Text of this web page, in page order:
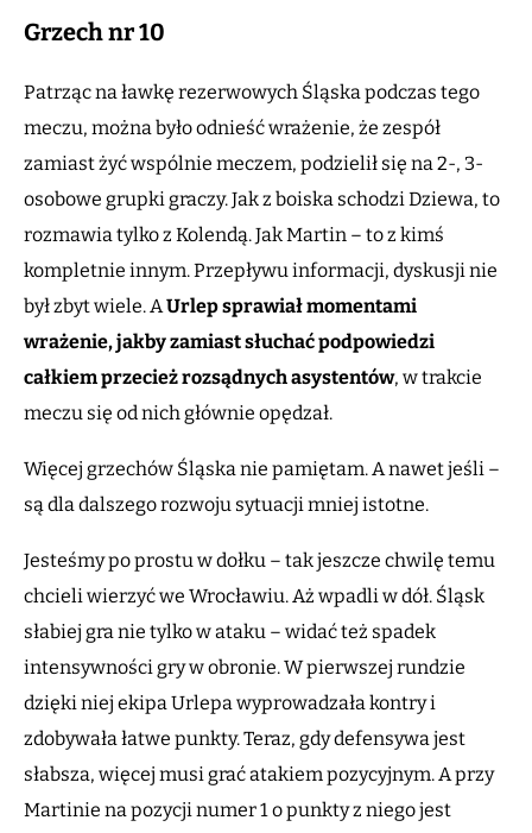
Grzech nr 10
Patrząc na ławkę rezerwowych Śląska podczas tego
meczu, można było odnieść wrażenie, że zespół
zamiast żyć wspólnie meczem, podzielił się na 2-, 3-
osobowe grupki graczy. Jak z boiska schodzi Dziewa, to
rozmawia tylko z Kolendą. Jak Martin – to z kimś
kompletnie innym. Przepływu informacji, dyskusji nie
był zbyt wiele. AUrlep sprawiał momentami
wrażenie, jakby zamiast słuchać podpowiedzi
całkiem przecież rozsądnych asystentów, w trakcie
meczu się od nich głównie opędzał.
Więcej grzechów Śląska nie pamiętam. A nawet jeśli –
są dla dalszego rozwoju sytuacji mniej istotne.
Jesteśmy po prostu w dołku – tak jeszcze chwilę temu
chcieli wierzyć we Wrocławiu. Aż wpadli w dół. Śląsk
słabiej gra nie tylko w ataku – widać też spadek
intensywności gry w obronie. W pierwszej rundzie
dzięki niej ekipa Urlepa wyprowadzała kontry i
zdobywała łatwe punkty. Teraz, gdy defensywa jest
słabsza, więcej musi grać atakiem pozycyjnym. A przy
Martinie na pozycji numer 1 o punkty z niego jest